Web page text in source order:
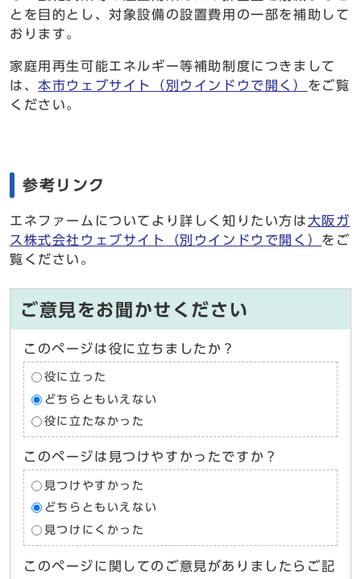
とを目的とし、対象設備の設置費用の一部を補助して
おります。
家庭用再生可能エネルギー等補助制度につきまして
は、本市ウェブサイト （別ウインドウで開く） をご覧
ください。
参考リンク
エネファームについてより詳しく知りたい方は大阪ガ
ス株式会社ウェブサイト
（別ウインドウで開く） をご
覧ください。
ご意見をお聞かせください
このページは役に立ちましたか？
役に立った
どちらともいえない
役に立たなかった
このページは見つけやすかったですか？
見つけやすかった
どちらともいえない
見つけにくかった
このページに関してのご意見がありましたらご記